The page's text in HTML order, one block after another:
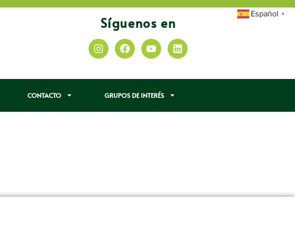
Síguenos en
CONTACTO GRUPOS DE INTERÉS
Español ▼